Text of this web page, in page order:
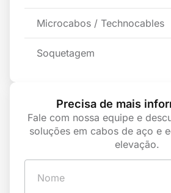
Microcabos / Technocables
Soquetagem
Precisa de mais
Fale com nossa equipe e
soluções em cabos de aço e
elevação.